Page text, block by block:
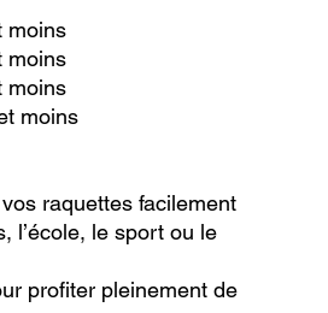
moins
moins
moins
moins
raquettes facilement
l’école, le sport ou le
profiter pleinement de